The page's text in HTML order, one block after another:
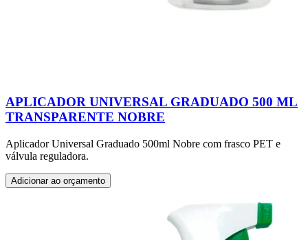
APLICADOR UNIVERSAL GRADUADO 500 ML
TRANSPARENTE NOBRE
Aplicador Universal Graduado 500ml Nobre com frasco PET e
válvula reguladora.
Adicionar ao orçamento